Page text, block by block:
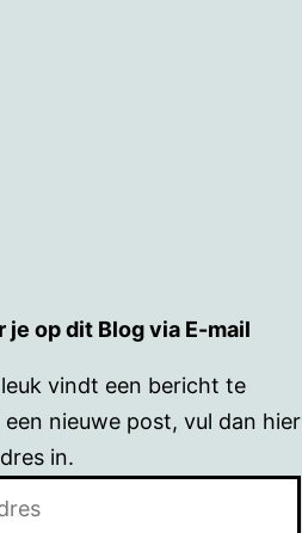
je op dit Blog via E-mail
vindt een bericht te
een nieuwe post, vul dan hier
in.